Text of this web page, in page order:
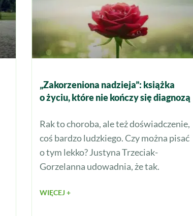
„Zakorzeniona nadzieja”: książka
o życiu, które nie kończy się diagnozą
Rak to choroba, ale też doświadczenie,
coś bardzo ludzkiego. Czy można pisać
o tym lekko? Justyna Trzeciak-
Gorzelanna udowadnia, że tak.
WIĘCEJ +